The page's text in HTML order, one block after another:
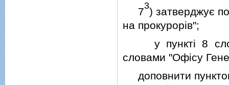
73) затверджує
на прокурорiв";
у пунктi 8 слова
словами "Офiсу
доповнити